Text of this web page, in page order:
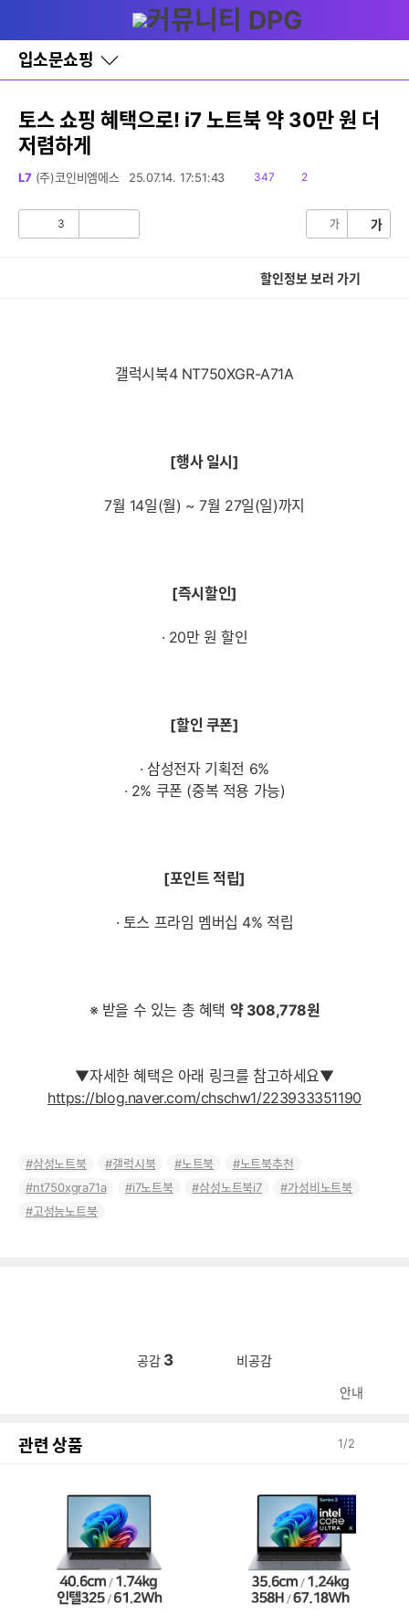
와
홈
입소문쇼핑
바
로
기
레
창
글
토스 쇼핑 혜택으로! i7 노트북 약 30만 원 더
저렴하게
L7 (주)코인비엠에스 25.07.14. 17:51:43
읽
347
댓
2
3 가 가
할인정보 보러 가기
갤럭시북4 NT750XGR-A71A
[행사 일시]
7월 14일(월) ~ 7월 27일(일)까지
[즉시할인]
· 20만 원 할인
[할인 쿠폰]
· 삼성전자 기획전 6%
· 2% 쿠폰 (중복 적용 가능)
[포인트 적립]
· 토스 프라임 멤버십 4% 적립
※ 받을 수 있는 총 혜택 약 308,778원
▼자세한 혜택은 아래 링크를 참고하세요▼
https://blog.naver.com/chschw1/223933351190
삼성노트북 갤럭시북 노트북
노트북추천
nt750xgra71a
i7노트북 삼성노트북i7
가성비노트북
고성능노트북
공감 3 비공감
안내
관련 상품 1/2